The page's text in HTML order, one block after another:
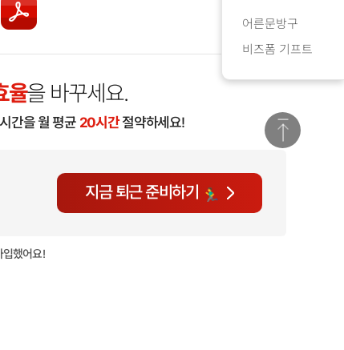
율을 바꾸세요.
간을 월 평균 20시간절약하세요!
지금 퇴근 준비하기
입했어요!
어른문방구
비즈폼 기프트